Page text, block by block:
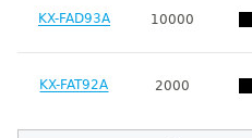
KX-FAD93A 10000
KX-FAT92A 2000